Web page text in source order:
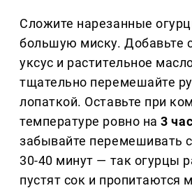
Сложите нарезанные
большую миску. Добавьте
уксус и растительное
тщательно перемешайте
лопаткой. Оставьте при
температуре ровно на3
забывайте перемешивать
30-40 минут — так огурцы
пустят сок и пропитаются